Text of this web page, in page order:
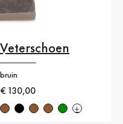
Veterschoen
bruin
Nieuwe prijs
€ 130,00